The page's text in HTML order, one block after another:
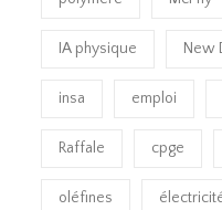
IA physique New
insa emploi
Raffale cpge
oléfines